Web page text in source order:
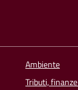
Ambiente
Tributi,